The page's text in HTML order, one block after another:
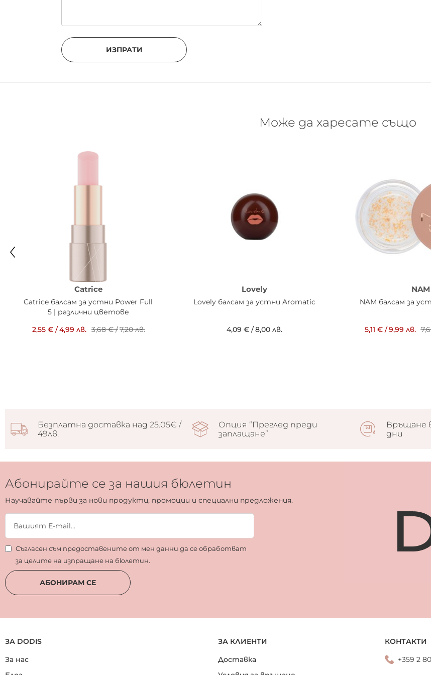
ИЗПРАТИ
Може да харесате също
Catrice
Catrice балсам за устни Power Full
5 | различни цветове
2,55 € /4,99 лв. 3,68 €/7,20 лв.
Lovely
Lovely балсам за устни Aromatic
4,09 € /8,00 лв.
NAM
NAM балсам за
5,11 €/9,99 лв.
Безплатна доставка над 25.05€ /
49лв.
Опция “Преглед преди
заплащане”
Връщане
дни
Абонирайте се за нашия бюлетин
Научавайте първи за нови продукти, промоции и специални предложения.
Съгласен съм предоставените от мен данни да се обработват
за целите на изпращане на бюлетин.
АБОНИРАМ СЕ
ЗА DODIS
За нас
ЗА КЛИЕНТИ
Доставка
КОНТАКТИ
+359 2